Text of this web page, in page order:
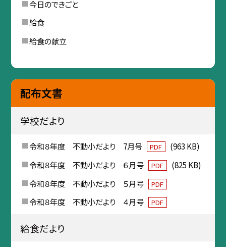
今日のできごと
給食
給食の献立
配布文書
学校だより
令和８年度 不動小だより 7月号 PDF
(963 KB)
令和８年度 不動小だより ６月号
PDF
(825 KB)
令和８年度 不動小だより ５月号
PDF
令和８年度 不動小だより ４月号 PDF
給食だより